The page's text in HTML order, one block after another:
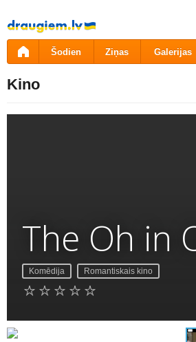
Pāriet
uz
saturu
Šodien Ziņas Galerijas
Kino
The Oh in
Komēdija Romantiskais kino